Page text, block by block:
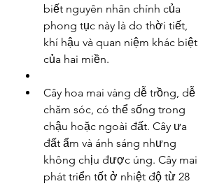
biết nguyên nhân chính của
phong tục này là do thời tiết,
khí hậu và quan niệm khác biệt
của hai miền.
Cây hoa mai vàng dễ trồng, dễ
chăm sóc, có thể sống trong
chậu hoặc ngoài đất. Cây ưa
đất ẩm và ánh sáng nhưng
không chịu được úng. Cây mai
phát triển tốt ở nhiệt độ từ 28